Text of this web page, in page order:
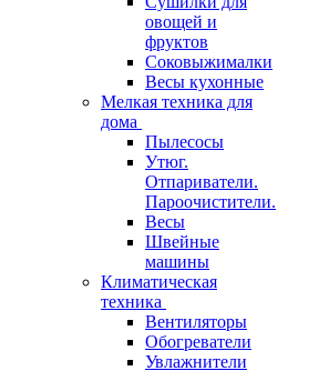
овощей и
фруктов
Соковыжималки
Весы кухонные
Мелкая техника для
дома
Пылесосы
Утюг.
Отпариватели.
Пароочистители.
Весы
Швейные
машины
Климатическая
техника
Вентиляторы
Обогреватели
Увлажнители